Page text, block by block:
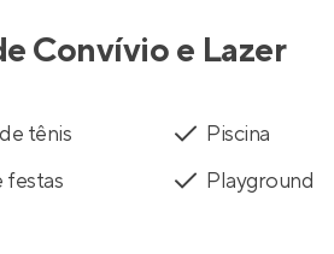
Convívio e Lazer
tênis Piscina
festas
Playground